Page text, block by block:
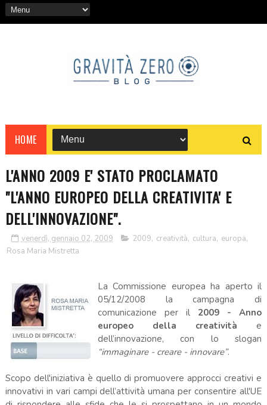
HOME
L'ANNO 2009 E' STATO PROCLAMATO
"L'ANNO EUROPEO DELLA CREATIVITA' E
DELL'INNOVAZIONE".
venerdì, gennaio 02, 2009 2009, creatività, cultura, europa,
Rosa Maria Mistretta
La Commissione europea ha aperto il
05/12/2008 la campagna di
comunicazione per il 2009 - Anno
europeo della creativitàe
dell’innovazione, con lo slogan
“immaginare - creare - innovare”.
Scopo dell'iniziativa è quello di promuovere approcci creativi e
innovativi in vari campi dell’attività umana per consentire all'UE